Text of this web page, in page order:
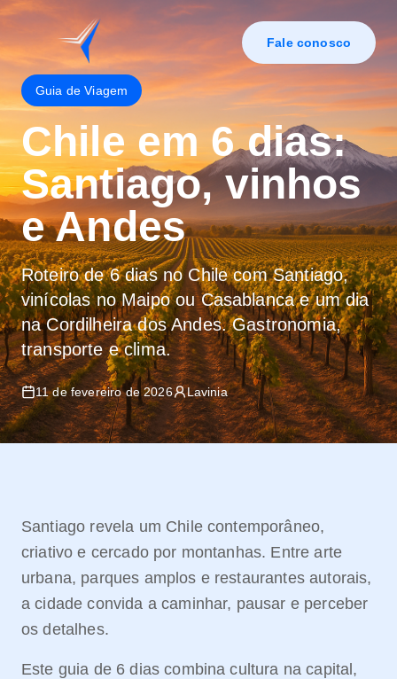
Fale conosco
Guia de Viagem
Chile em 6 dias:
Santiago, vinhos
e Andes
Roteiro de 6 dias no Chile com Santiago,
vinícolas no Maipo ou Casablanca e um dia
na Cordilheira dos Andes. Gastronomia,
transporte e clima.
11 de fevereiro de 2026 Lavinia
Santiago revela um Chile contemporâneo,
criativo e cercado por montanhas. Entre arte
urbana, parques amplos e restaurantes autorais,
a cidade convida a caminhar, pausar e perceber
os detalhes.
Este guia de 6 dias combina cultura na capital,